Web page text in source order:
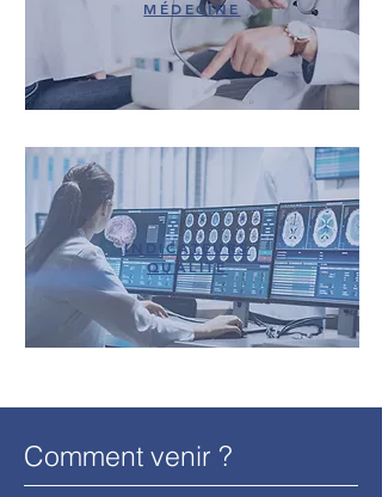
MÉDECINE
INDICATEURS
QUALITE
Comment venir ?